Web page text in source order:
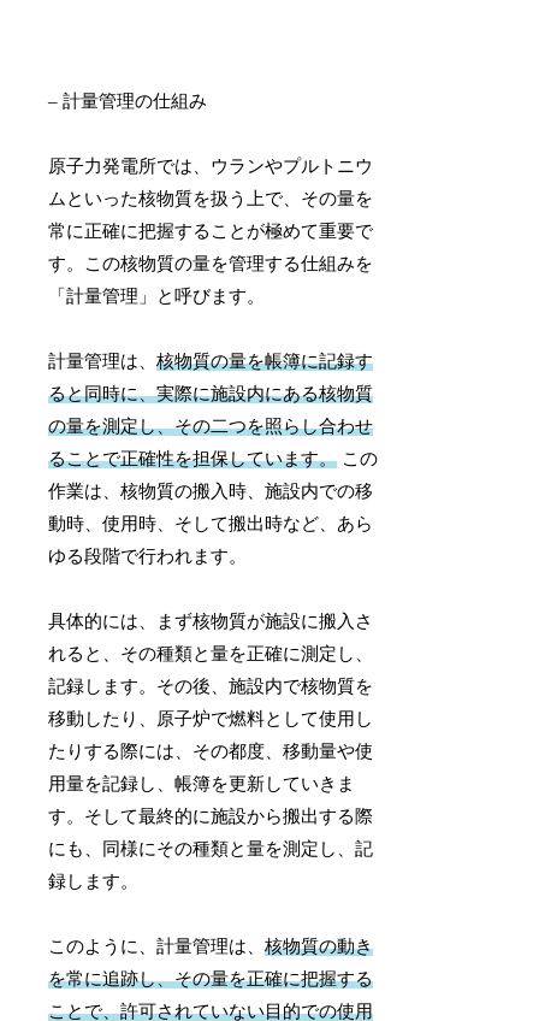
– 計量管理の仕組み
原子力発電所では、ウランやプルトニウ
ムといった核物質を扱う上で、その量を
常に正確に把握することが極めて重要で
す。この核物質の量を管理する仕組みを
「計量管理」と呼びます。
計量管理は、核物質の量を帳簿に記録す
ると同時に、実際に施設内にある核物質
の量を測定し、その二つを照らし合わせ
ることで正確性を担保しています。 この
作業は、核物質の搬入時、施設内での移
動時、使用時、そして搬出時など、あら
ゆる段階で行われます。
具体的には、まず核物質が施設に搬入さ
れると、その種類と量を正確に測定し、
記録します。その後、施設内で核物質を
移動したり、原子炉で燃料として使用し
たりする際には、その都度、移動量や使
用量を記録し、帳簿を更新していきま
す。そして最終的に施設から搬出する際
にも、同様にその種類と量を測定し、記
録します。
このように、計量管理は、核物質の動き
を常に追跡し、その量を正確に把握する
ことで、許可されていない目的での使用